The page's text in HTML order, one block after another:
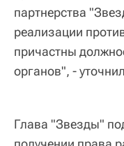
партнерства
реализации
причастны
органов", -
Глава "Звезды"